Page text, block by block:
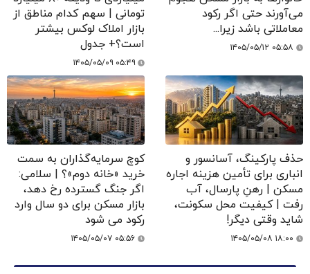
می‌آورند حتی اگر رکود
معاملاتی باشد زیرا...
۱۴۰۵/۰۵/۱۲ ۰۵:۵۸
تومانی | سهم کدام مناطق از
بازار املاک لوکس بیشتر
است؟+ جدول
۱۴۰۵/۰۵/۰۹ ۰۵:۴۹
حذف پارکینگ، آسانسور و
انباری برای تأمین هزینه اجاره
مسکن | رهنِ پارسال، آب
رفت | کیفیت محل سکونت،
شاید وقتی دیگر!
۱۴۰۵/۰۵/۰۸ ۱۸:۰۰
کوچ سرمایه‌گذاران به سمت
خرید «خانه دوم»؟ | سلامی:
اگر جنگ گسترده رخ دهد،
بازار مسکن برای دو سال وارد
رکود می شود
۱۴۰۵/۰۵/۰۷ ۰۵:۵۶